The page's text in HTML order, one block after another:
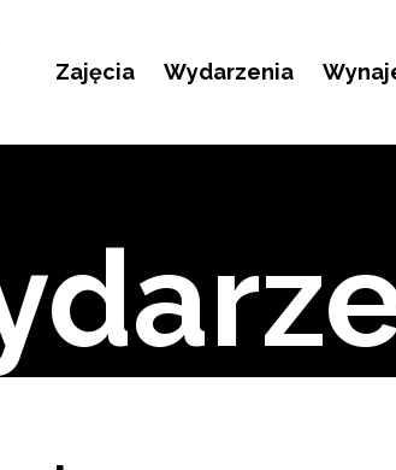
Zajęcia Wydarzenia
Kontakt